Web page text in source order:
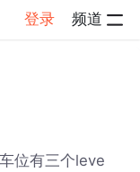
登录 频道
位有三个leve